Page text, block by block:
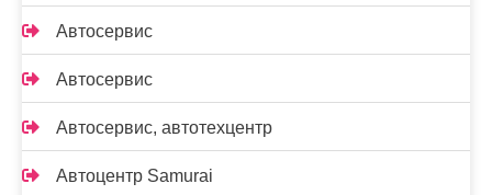
Автосервис
Автосервис
Автосервис, автотехцентр
Автоцентр Samurai